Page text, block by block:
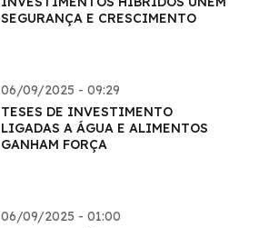
SEGURANÇA E CRESCIMENTO
06/09/2025 - 09:29
TESES DE INVESTIMENTO
LIGADAS A ÁGUA E ALIMENTOS
GANHAM FORÇA
06/09/2025 - 01:00